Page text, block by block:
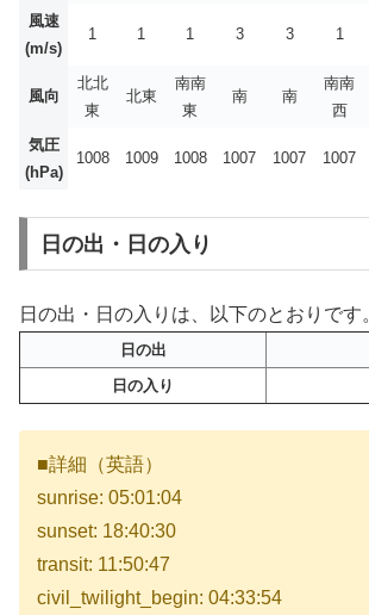
風速
(m/s)
1 1 1 3 3 1
風向
北北
東
北東
南南
東
南 南
南南
西
気圧
(hPa)
1008 1009 1008 1007 1007 1007
日の出・日の入り
日の出・日の入りは、以下のとおりです
日の出
日の入り
■詳細（英語）
sunrise: 05:01:04
sunset: 18:40:30
transit: 11:50:47
civil_twilight_begin: 04:33:54